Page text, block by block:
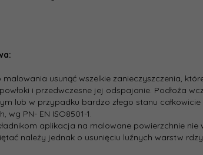
usunąć wszelkie zanieczyszczenia,
i przedwczesne jej odspajanie. Podłoża
lub w przypadku bardzo złego stanu
PN- EN ISO8501-1.
aplikacja na malowane powierzchnie
należy jednak o usunięciu luźnych warstw